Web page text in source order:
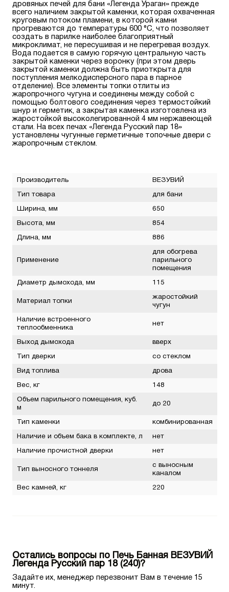
дровяных печей для бани «Легенда Ураган» прежде
всего наличием закрытой каменки, которая охваченная
круговым потоком пламени, в которой камни
прогреваются до температуры 600 °С, что позволяет
создать в парилке наиболее благоприятный
микроклимат, не пересушивая и не перегревая воздух.
Вода подается в самую горячую центральную часть
закрытой каменки через воронку (при этом дверь
закрытой каменки должна быть приоткрыта для
поступления мелкодисперсного пара в парное
отделение). Все элементы топки отлиты из
жаропрочного чугуна и соединены между собой с
помощью болтового соединения через термостойкий
шнур и герметик, а закрытая каменка изготовлена из
жаростойкой высоколегированной 4 мм нержавеющей
стали. На всех печах «Легенда Русский пар 18»
установлены чугунные герметичные топочные двери с
жаропрочным стеклом.
Производитель ВЕЗУВИЙ
Тип товара для бани
Ширина, мм 650
Высота, мм 854
Длина, мм 886
Применение
для обогрева
парильного
помещения
Диаметр дымохода, мм 115
Материал топки
жаростойкий
чугун
Наличие встроенного
теплообменника
нет
Выход дымохода вверх
Тип дверки со стеклом
Вид топлива дрова
Вес, кг 148
Объем парильного помещения, куб.
м
до 20
Тип каменки комбинированная
Наличие и объем бака в комплекте, л нет
Наличие прочистной дверки нет
Тип выносного тоннеля
с выносным
каналом
Вес камней, кг 220
Остались вопросы по Печь Банная ВЕЗУВИЙ
Легенда Русский пар 18 (240)?
Задайте их, менеджер перезвонит Вам в течение 15
минут.